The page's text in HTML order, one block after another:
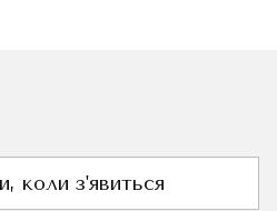
коли з'явиться